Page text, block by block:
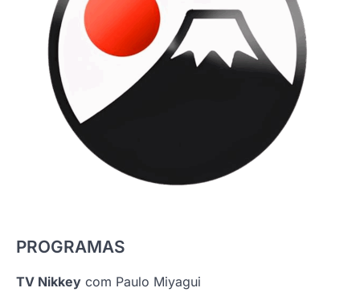
PROGRAMAS
TV Nikkey com Paulo Miyagui